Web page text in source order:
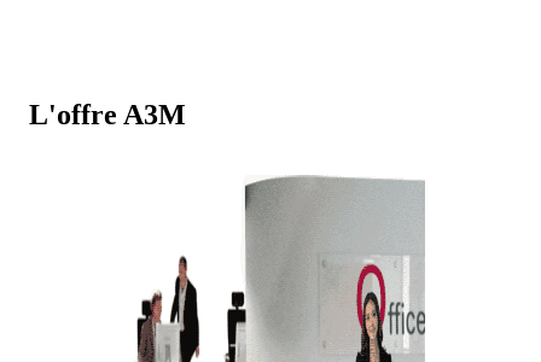
L'offre A3M